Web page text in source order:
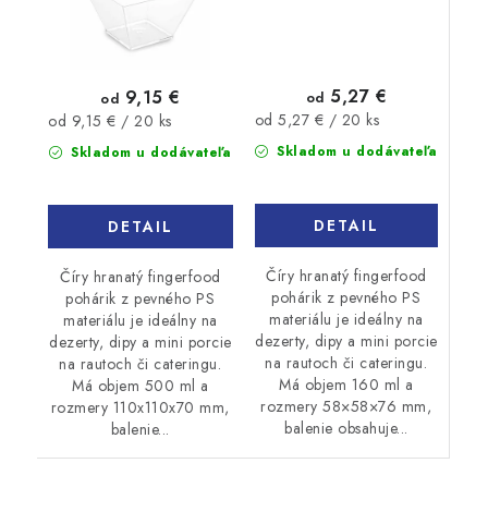
Skladom u dodávateľa
od 9,15 €
Jednotková
cena:
od 9,15 € / 20 ks
DETAIL
Číry hranatý fingerfood
pohárik z pevného PS
materiálu je ideálny na
dezerty, dipy a mini porcie
na rautoch či cateringu.
Má objem 500 ml a
rozmery 110x110x70 mm,
balenie...
Skladom u dodávateľa
od 5,27 €
Jednotková
cena:
od 5,27 € / 20 ks
DETAIL
Číry hranatý fingerfood
pohárik z pevného PS
materiálu je ideálny na
dezerty, dipy a mini porcie
na rautoch či cateringu.
Má objem 160 ml a
rozmery 58×58×76 mm,
balenie obsahuje...